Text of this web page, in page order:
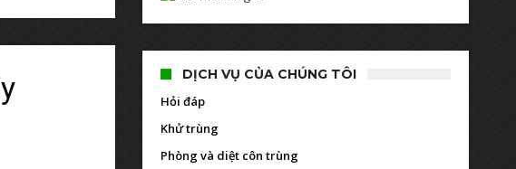
DỊCH VỤ CỦA CHÚNG TÔI
Hỏi đáp
Khử trùng
Phòng và diệt côn trùng